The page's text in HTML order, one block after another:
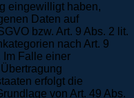
eingewilligt haben,
Daten auf
bzw. Art. 9 Abs. 2 lit.
nach Art. 9
Im Falle einer
erfolgt die
von Art. 49 Abs.